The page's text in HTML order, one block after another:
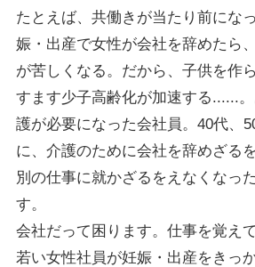
たとえば、共働きが当たり前にな
娠・出産で女性が会社を辞めたら
が苦しくなる。だから、子供を作
すます少子高齢化が加速する......
護が必要になった会社員。40代、
に、介護のために会社を辞めざる
別の仕事に就かざるをえなくなっ
す。
会社だって困ります。仕事を覚え
若い女性社員が妊娠・出産をきっ